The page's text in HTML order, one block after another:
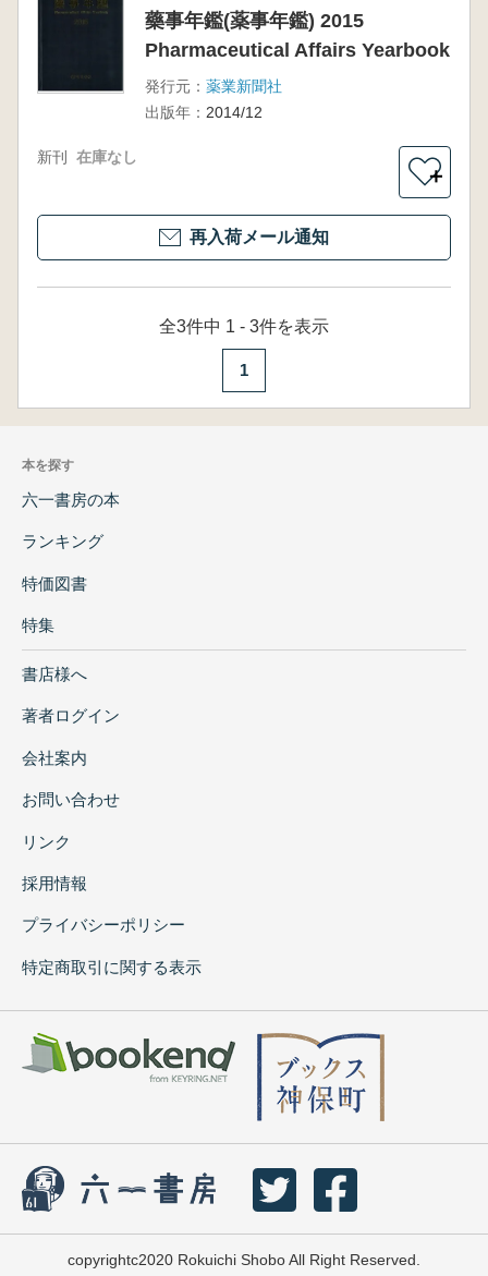
藥事年鑑(薬事年鑑) 2015
Pharmaceutical Affairs Yearbook
発行元： 薬業新聞社
出版年： 2014/12
新刊 在庫なし
＋
再入荷メール通知
全3件中 1 - 3件を表示
1
本を探す
六一書房の本
ランキング
特価図書
特集
書店様へ
著者ログイン
会社案内
お問い合わせ
リンク
採用情報
プライバシーポリシー
特定商取引に関する表示
copyrightc2020 Rokuichi Shobo All Right Reserved.